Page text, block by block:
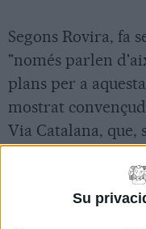
Su
Segons Rovira, fa
"només parlen
plans per a
mostrat
Via Catalana, que,
una majoria de
el seu futur.